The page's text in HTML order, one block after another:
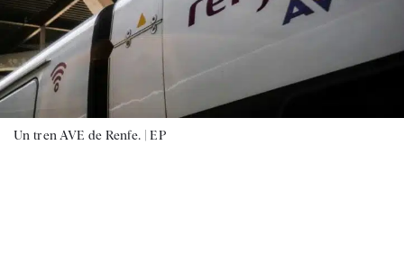
Un tren AVE de Renfe. |EP